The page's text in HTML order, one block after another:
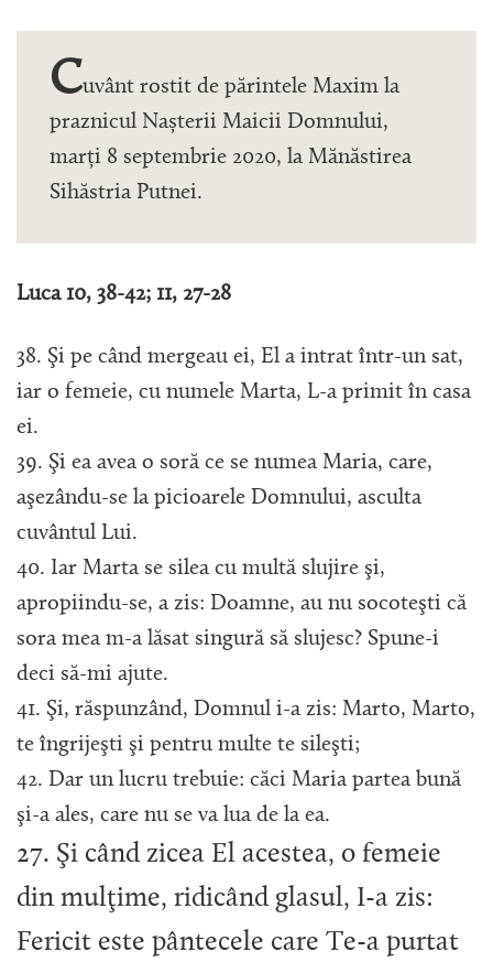
Cuvânt rostit de părintele Maxim la
praznicul Nașterii Maicii Domnului,
marți 8 septembrie 2020, la Mănăstirea
Sihăstria Putnei.
Luca 10, 38-42; 11, 27-28
38. Şi pe când mergeau ei, El a intrat într-un sat,
iar o femeie, cu numele Marta, L-a primit în casa
ei.
39. Şi ea avea o soră ce se numea Maria, care,
aşezându-se la picioarele Domnului, asculta
cuvântul Lui.
40. Iar Marta se silea cu multă slujire şi,
apropiindu-se, a zis: Doamne, au nu socoteşti că
sora mea m-a lăsat singură să slujesc? Spune-i
deci să-mi ajute.
41. Şi, răspunzând, Domnul i-a zis: Marto, Marto,
te îngrijeşti şi pentru multe te sileşti;
42. Dar un lucru trebuie: căci Maria partea bună
şi-a ales, care nu se va lua de la ea.
27. Şi când zicea El acestea, o femeie
din mulţime, ridicând glasul, I-a zis:
Fericit este pântecele care Te-a purtat